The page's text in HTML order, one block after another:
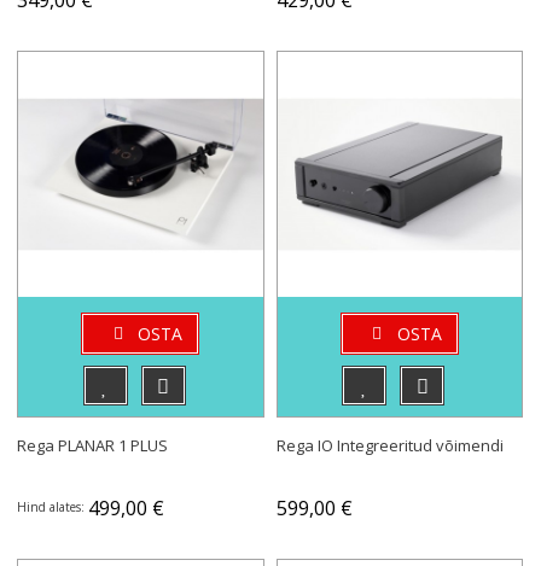
OSTA
Rega PLANAR 1 PLUS
Hind alates: 499,00 €
OSTA
Rega IO Integreeritud võimendi
599,00 €